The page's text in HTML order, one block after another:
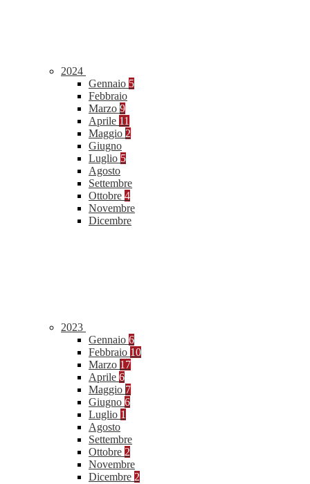
2024
Gennaio 5
Febbraio
Marzo 9
Aprile 11
Maggio 2
Giugno
Luglio 5
Agosto
Settembre
Ottobre 4
Novembre
Dicembre
2023
Gennaio 6
Febbraio 10
Marzo 17
Aprile 6
Maggio 7
Giugno 6
Luglio 1
Agosto
Settembre
Ottobre 2
Novembre
Dicembre 2